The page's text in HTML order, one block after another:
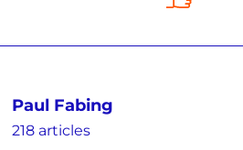
Paul Fabing
218 articles